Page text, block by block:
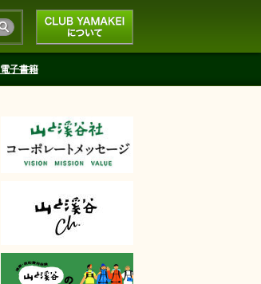
CLUB YAMAKEIにつ
いて
電子書籍